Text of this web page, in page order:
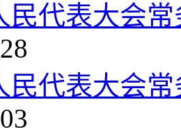
民代表大会
民代表大会